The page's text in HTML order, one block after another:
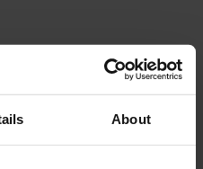
About